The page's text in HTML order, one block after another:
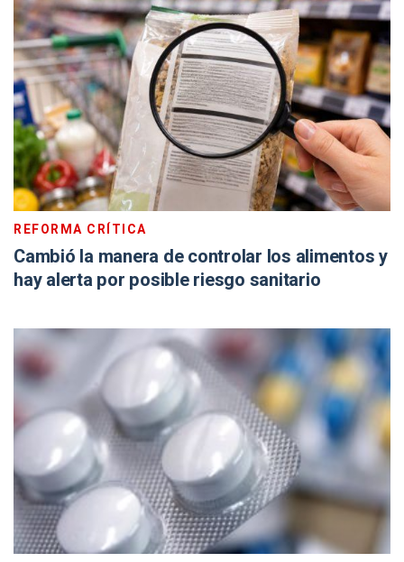
REFORMA CRÍTICA
Cambió la manera de controlar los alimentos y
hay alerta por posible riesgo sanitario